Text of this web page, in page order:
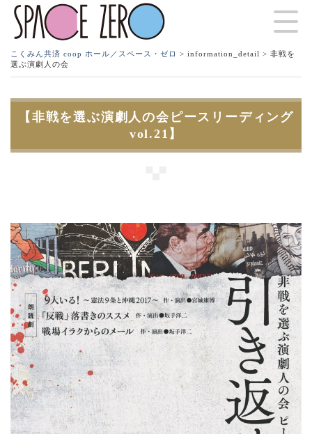
こくみん共済 coop ホール／スペース・ゼロ > information_detail > 非戦を
選ぶ演劇人の会
【非戦を選ぶ演劇人の会ピースリーディング
vol.21】